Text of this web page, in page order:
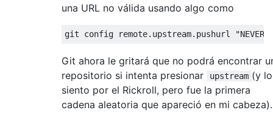
una URL no válida usando algo como
Git ahora le gritará que no podrá encontrar
repositorio si intenta presionar
upstream (y lo
siento por el Rickroll, pero fue la primera
cadena aleatoria que apareció en mi cabeza).